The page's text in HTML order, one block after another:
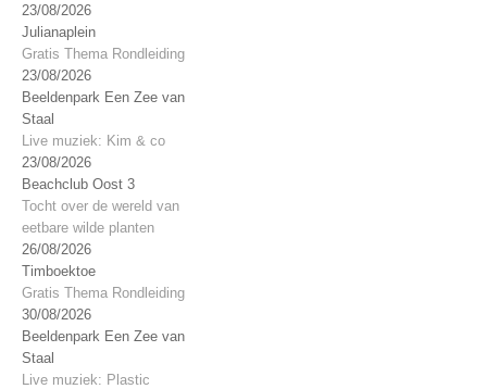
23/08/2026
Julianaplein
Gratis Thema Rondleiding
23/08/2026
Beeldenpark Een Zee van
Staal
Live muziek: Kim & co
23/08/2026
Beachclub Oost 3
Tocht over de wereld van
eetbare wilde planten
26/08/2026
Timboektoe
Gratis Thema Rondleiding
30/08/2026
Beeldenpark Een Zee van
Staal
Live muziek: Plastic